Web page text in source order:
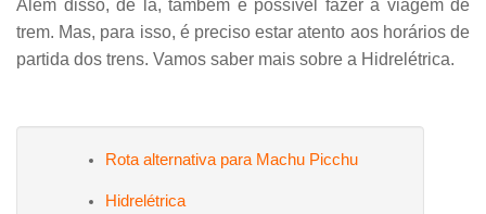
Além disso, de lá, também é possível fazer a viagem de
trem. Mas, para isso, é preciso estar atento aos horários de
partida dos trens. Vamos saber mais sobre a Hidrelétrica.
Rota alternativa para Machu Picchu
Hidrelétrica